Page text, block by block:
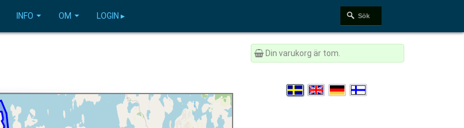
INFO OM LOGIN ▸
Din varukorg är tom.